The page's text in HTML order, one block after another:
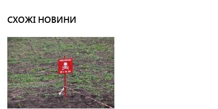
СХОЖІ НОВИНИ